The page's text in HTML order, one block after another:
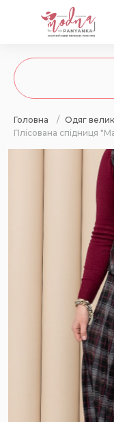
Головна / Одяг
Плісована спідниця